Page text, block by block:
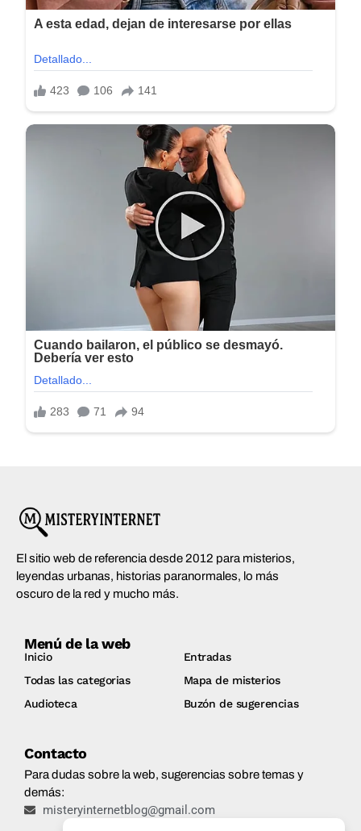
El sitio web de referencia desde 2012 para misterios,
leyendas urbanas, historias paranormales, lo más
oscuro de la red y mucho más.
Menú de la web
Inicio
Entradas
Todas las categorias
Mapa de misterios
Audioteca
Buzón de sugerencias
Contacto
Para dudas sobre la web, sugerencias sobre temas y
demás:
misteryinternetblog@gmail.com